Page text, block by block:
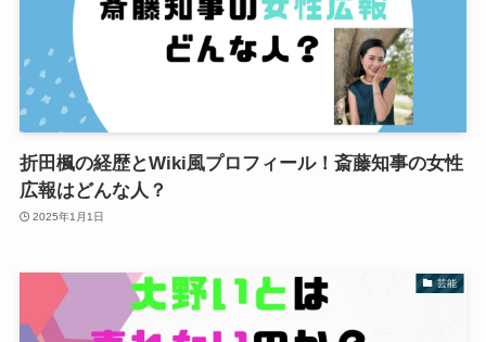
折田楓の経歴とWiki風プロフィール！斎藤知事の女性
広報はどんな人？
2025年1月1日
芸能